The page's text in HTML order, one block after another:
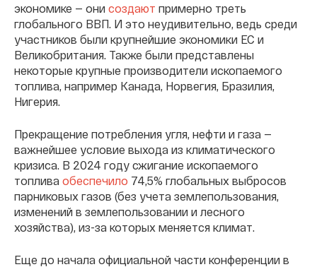
экономике — они создают примерно треть
глобального ВВП. И это неудивительно, ведь среди
участников были крупнейшие экономики ЕС и
Великобритания. Также были представлены
некоторые крупные производители ископаемого
топлива, например Канада, Норвегия, Бразилия,
Нигерия.
Прекращение потребления угля, нефти и газа —
важнейшее условие выхода из климатического
кризиса. В 2024 году сжигание ископаемого
топлива обеспечило 74,5% глобальных выбросов
парниковых газов (без учета землепользования,
изменений в землепользовании и лесного
хозяйства), из-за которых меняется климат.
Еще до начала официальной части конференции в